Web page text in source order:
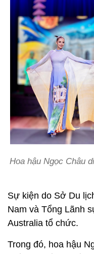
Hoa hậu Ngọc Châu
Sự kiện do Sở Du
Nam và Tổng Lãnh
Australia tổ chức.
Trong đó, hoa hậu